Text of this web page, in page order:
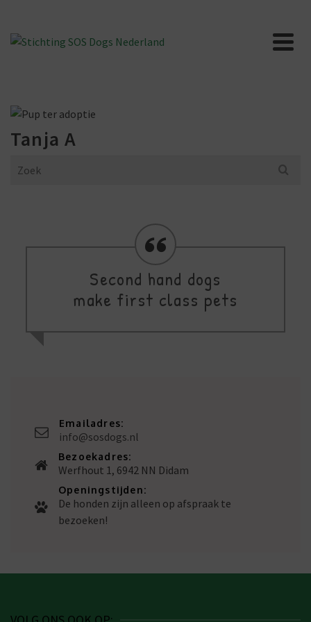
Tanja A
Search
Second hand dogs
make first class pets
Emailadres:
info@sosdogs.nl
Bezoekadres:
Werfhout 1, 6942 NN Didam
Openingstijden:
De honden zijn alleen op afspraak te
bezoeken!